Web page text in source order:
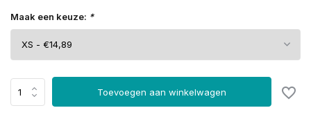
Maak een keuze: *
Toevoegen aan winkelwagen